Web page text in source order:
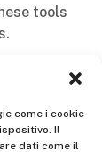
come i cookie
Il
dati come il
tools